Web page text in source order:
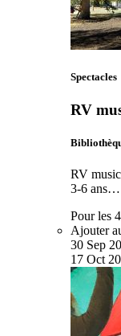
Spectacles
RV
RV
3-6 ans…
Pour les
Ajouter
30 Sep
17 Oct